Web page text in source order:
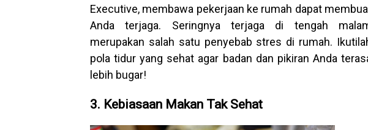
Executive, membawa pekerjaan ke rumah dapat
Anda terjaga. Seringnya terjaga di tengah
merupakan salah satu penyebab stres di rumah.
pola tidur yang sehat agar badan dan pikiran Anda
lebih bugar!
3. Kebiasaan Makan Tak Sehat